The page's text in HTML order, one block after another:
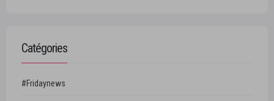
Catégories
#Fridaynews